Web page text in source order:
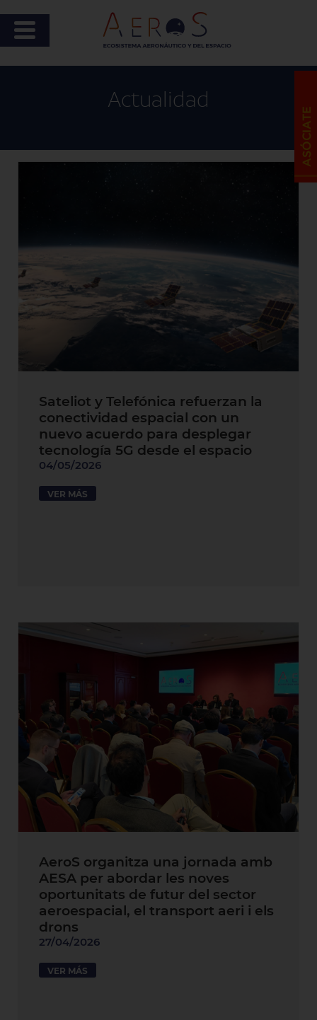
Actualidad
Sateliot y Telefónica refuerzan la
conectividad espacial con un
nuevo acuerdo para desplegar
tecnología 5G desde el espacio
04/05/2026
VER MÁS
AeroS organitza una jornada amb
AESA per abordar les noves
oportunitats de futur del sector
aeroespacial, el transport aeri i els
drons
27/04/2026
VER MÁS